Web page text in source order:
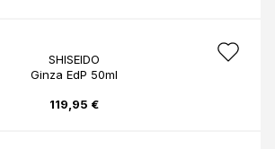
SHISEIDO
Ginza EdP 50ml
119,95 €